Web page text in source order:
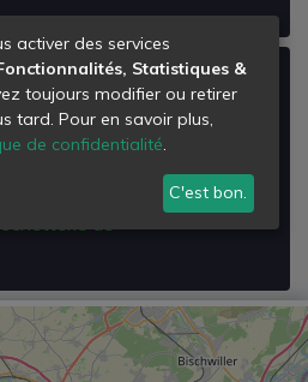
activer des services
Statistiques &
toujours modifier ou retirer
tard. Pour en savoir plus,
de confidentialité.
C'est bon.